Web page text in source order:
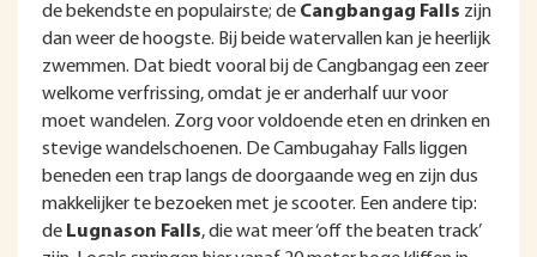
de bekendste en populairste; de Cangbangag Falls zijn
dan weer de hoogste. Bij beide watervallen kan je heerlijk
zwemmen. Dat biedt vooral bij de Cangbangag een zeer
welkome verfrissing, omdat je er anderhalf uur voor
moet wandelen. Zorg voor voldoende eten en drinken en
stevige wandelschoenen. De Cambugahay Falls liggen
beneden een trap langs de doorgaande weg en zijn dus
makkelijker te bezoeken met je scooter. Een andere tip:
de Lugnason Falls, die wat meer ‘off the beaten track’